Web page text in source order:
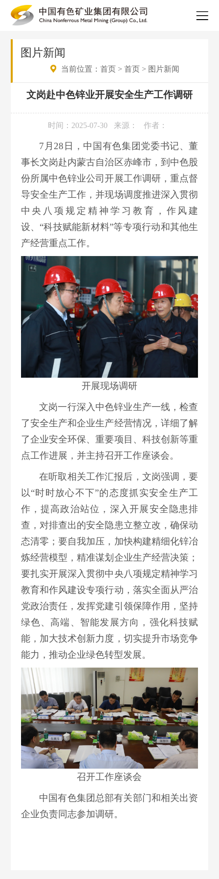
图片新闻
当前位置：首页 >首页 > 图片新闻
文岗赴中色锌业开展安全生产工作调研
时间：2025-07-30 来源： 作者：
7月28日，中国有色集团党委书记、董
事长文岗赴内蒙古自治区赤峰市，到中色股
份所属中色锌业公司开展工作调研，重点督
导安全生产工作，并现场调度推进深入贯彻
中央八项规定精神学习教育，作风建
设、“科技赋能新材料”等专项行动和其他生
产经营重点工作。
开展现场调研
文岗一行深入中色锌业生产一线，检查
了安全生产和企业生产经营情况，详细了解
了企业安全环保、重要项目、科技创新等重
点工作进展，并主持召开工作座谈会。
在听取相关工作汇报后，文岗强调，要
以“时时放心不下”的态度抓实安全生产工
作，提高政治站位，深入开展安全隐患排
查，对排查出的安全隐患立整立改，确保动
态清零；要自我加压，加快构建精细化锌冶
炼经营模型，精准谋划企业生产经营决策；
要扎实开展深入贯彻中央八项规定精神学习
教育和作风建设专项行动，落实全面从严治
党政治责任，发挥党建引领保障作用，坚持
绿色、高端、智能发展方向，强化科技赋
能，加大技术创新力度，切实提升市场竞争
能力，推动企业绿色转型发展。
召开工作座谈会
中国有色集团总部有关部门和相关出资
企业负责同志参加调研。